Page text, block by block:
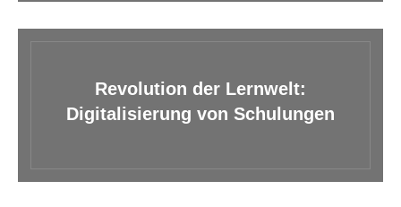
Revolution der Lernwelt:
Digitalisierung von Schulungen